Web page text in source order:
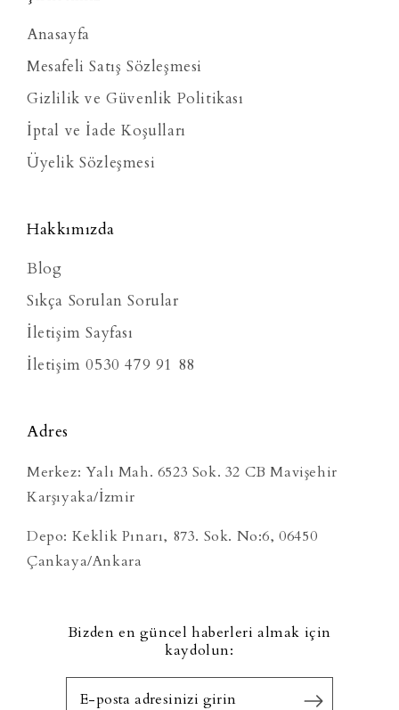
Anasayfa
Mesafeli Satış Sözleşmesi
Gizlilik ve Güvenlik Politikası
İptal ve İade Koşulları
Üyelik Sözleşmesi
Hakkımızda
Blog
Sıkça Sorulan Sorular
İletişim Sayfası
İletişim 0530 479 91 88
Adres
Merkez: Yalı Mah. 6523 Sok. 32 CB Mavişehir
Karşıyaka/İzmir
Depo: Keklik Pınarı, 873. Sok. No:6, 06450
Çankaya/Ankara
Bizden en güncel haberleri almak için
kaydolun: